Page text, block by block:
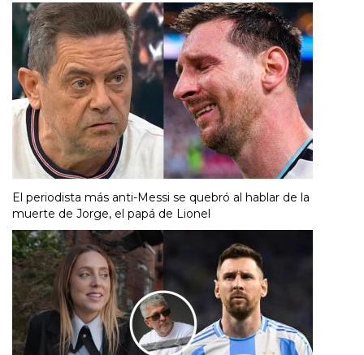
El periodista más anti-Messi se quebró al hablar de la
muerte de Jorge, el papá de Lionel